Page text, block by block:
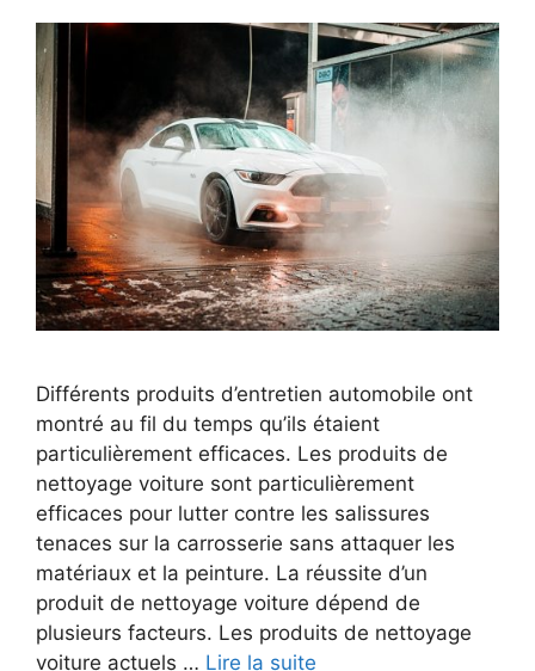
Différents produits d’entretien automobile ont
montré au fil du temps qu’ils étaient
particulièrement efficaces. Les produits de
nettoyage voiture sont particulièrement
efficaces pour lutter contre les salissures
tenaces sur la carrosserie sans attaquer les
matériaux et la peinture. La réussite d’un
produit de nettoyage voiture dépend de
plusieurs facteurs. Les produits de nettoyage
voiture actuels … Lire la suite